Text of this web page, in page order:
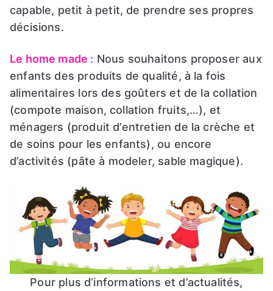
capable, petit à petit, de prendre ses propres
décisions.
Le home made : Nous souhaitons proposer aux
enfants des produits de qualité, à la fois
alimentaires lors des goûters et de la collation
(compote maison, collation fruits,…), et
ménagers (produit d’entretien de la crèche et
de soins pour les enfants), ou encore
d’activités (pâte à modeler, sable magique).
Pour plus d’informations et d’actualités,